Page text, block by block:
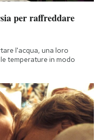
per raffreddare
l'acqua, una loro
temperature in modo